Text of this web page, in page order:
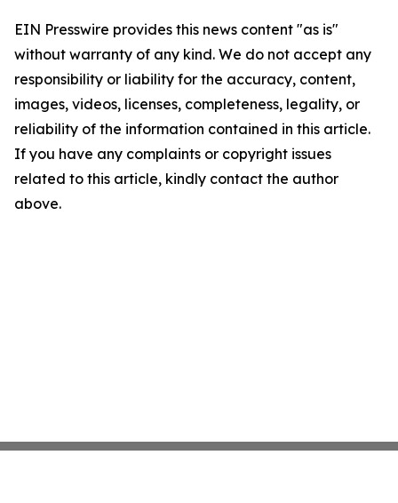
EIN Presswire provides this news content "as is"
without warranty of any kind. We do not accept any
responsibility or liability for the accuracy, content,
images, videos, licenses, completeness, legality, or
reliability of the information contained in this article.
If you have any complaints or copyright issues
related to this article, kindly contact the author
above.